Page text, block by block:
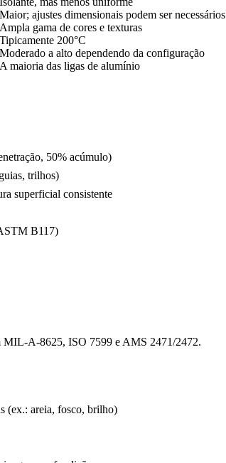
Maior; ajustes dimensionais podem ser necessários
Ampla gama de cores e texturas
Tipicamente 200°C
Moderado a alto dependendo da configuração
A maioria das ligas de alumínio
50% acúmulo)
trilhos)
superficial consistente
B117)
MIL-A-8625, ISO 7599 e AMS 2471/2472.
(ex.: areia, fosco, brilho)